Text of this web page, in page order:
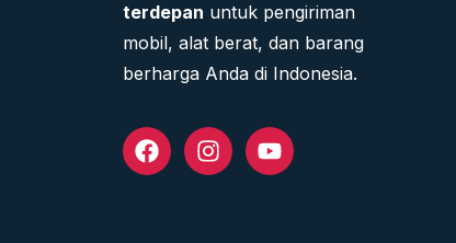
terdepan untuk pengiriman
mobil, alat berat, dan barang
berharga Anda di Indonesia.